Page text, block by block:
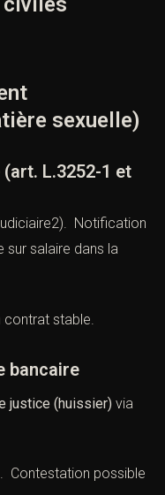
sexuelle)
(art. L.3252-1 et
Notification
sur salaire dans la
stable.
justice (huissier) via
Contestation possible